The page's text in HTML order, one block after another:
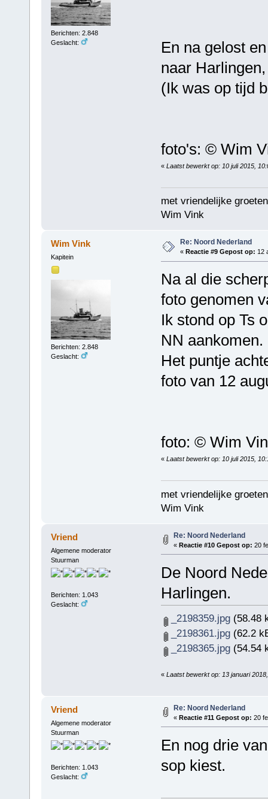
Berichten: 2.848
Geslacht:
En na gelost
naar
(Ik was op tijd
foto's: © Wim
« Laatst bewerkt op: 10 juli 2015,
met vriendelijke
Wim Vink
Wim Vink
Kapitein
Berichten: 2.848
Geslacht:
Re: Noord Nederland
« Reactie #9 Gepost op: 12
Na al die
foto genomen
Ik stond op Ts
NN aankomen.
Het puntje
foto van 12
foto: © Wim
« Laatst bewerkt op: 10 juli 2015,
met vriendelijke
Wim Vink
Vriend
Algemene moderator
Stuurman
Berichten: 1.043
Geslacht:
Re: Noord Nederland
« Reactie #10 Gepost op: 20
De Noord
Harlingen.
_2198359.jpg(58.48
_2198361.jpg(62.2
_2198365.jpg(54.54
« Laatst bewerkt op: 13 januari
Vriend
Algemene moderator
Stuurman
Berichten: 1.043
Geslacht:
Re: Noord Nederland
« Reactie #11 Gepost op: 20
En nog drie
sop kiest.